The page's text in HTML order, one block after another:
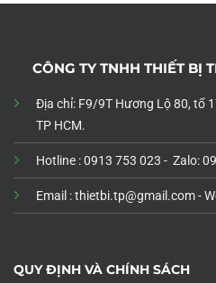
CÔNG TY TNHH THIẾT BỊ
Địa chỉ: F9/9T Hương Lộ 80, tổ
TP HCM.
Hotline : 0913 753 023 - Zalo:
Email : thietbi.tp@gmail.com -
QUY ĐỊNH VÀ CHÍNH SÁCH